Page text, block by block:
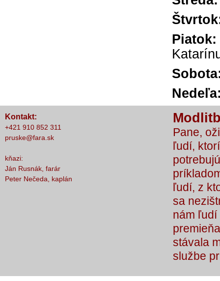
Kontakt:
+421 910 852 311
pruske@fara.sk
kňazi:
Ján Rusnák, farár
Peter Nečeda, kaplán
Pane,
ľudí,
ľudí, z
sa
nám
stávala
službe